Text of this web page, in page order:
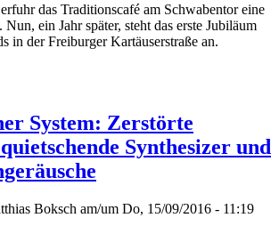
das Traditionscafé am Schwabentor eine
ein Jahr später, steht das erste Jubiläum
in der Freiburger Kartäuserstraße an.
System: Zerstörte
Synthesizer und
Boksch am/um Do, 15/09/2016 - 11:19